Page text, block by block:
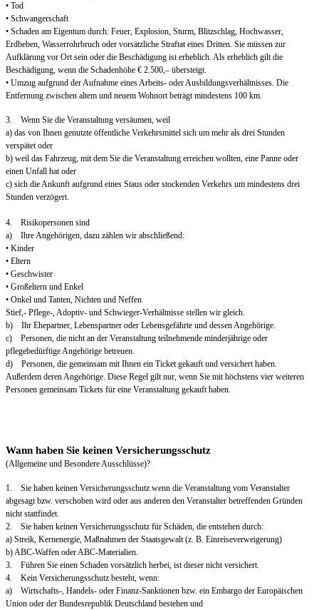
• Tod
• Schwangerschaft
• Schaden am Eigentum durch: Feuer, Explosion, Sturm, Blitzschlag, Hochwasser,
Erdbeben, Wasserrohrbruch oder vorsätzliche Straftat eines Dritten. Sie müssen zur
Aufklärung vor Ort sein oder die Beschädigung ist erheblich. Als erheblich gilt die
Beschädigung, wenn die Schadenhöhe € 2.500,– übersteigt.
• Umzug aufgrund der Aufnahme eines Arbeits- oder Ausbildungsverhältnisses. Die
Entfernung zwischen altem und neuem Wohnort beträgt mindestens 100 km.
3. Wenn Sie die Veranstaltung versäumen, weil
a) das von Ihnen genutzte öffentliche Verkehrsmittel sich um mehr als drei Stunden
verspätet oder
b) weil das Fahrzeug, mit dem Sie die Veranstaltung erreichen wollten, eine Panne oder
einen Unfall hat oder
c) sich die Ankunft aufgrund eines Staus oder stockenden Verkehrs um mindestens drei
Stunden verzögert.
4. Risikopersonen sind
a) Ihre Angehörigen, dazu zählen wir abschließend:
• Kinder
• Eltern
• Geschwister
• Großeltern und Enkel
• Onkel und Tanten, Nichten und Neffen
Stief,- Pflege-, Adoptiv- und Schwieger-Verhältnisse stellen wir gleich.
b) Ihr Ehepartner, Lebenspartner oder Lebensgefährte und dessen Angehörige.
c) Personen, die nicht an der Veranstaltung teilnehmende minderjährige oder
pflegebedürftige Angehörige betreuen.
d) Personen, die gemeinsam mit Ihnen ein Ticket gekauft und versichert haben.
Außerdem deren Angehörige. Diese Regel gilt nur, wenn Sie mit höchstens vier weiteren
Personen gemeinsam Tickets für eine Veranstaltung gekauft haben.
Wann haben Sie keinen Versicherungsschutz
(Allgemeine und Besondere Ausschlüsse)?
1. Sie haben keinen Versicherungsschutz wenn die Veranstaltung vom Veranstalter
abgesagt bzw. verschoben wird oder aus anderen den Veranstalter betreffenden Gründen
nicht stattfindet.
2. Sie haben keinen Versicherungsschutz für Schäden, die entstehen durch:
a) Streik, Kernenergie, Maßnahmen der Staatsgewalt (z. B. Einreiseverweigerung)
b) ABC-Waffen oder ABC-Materialien.
3. Führen Sie einen Schaden vorsätzlich herbei, ist dieser nicht versichert.
4. Kein Versicherungsschutz besteht, wenn:
a) Wirtschafts-, Handels- oder Finanz-Sanktionen bzw. ein Embargo der Europäischen
Union oder der Bundesrepublik Deutschland bestehen und